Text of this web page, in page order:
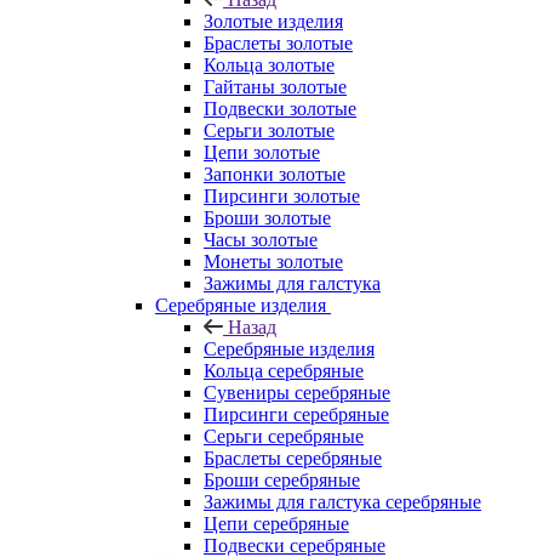
Золотые изделия
Браслеты золотые
Кольца золотые
Гайтаны золотые
Подвески золотые
Серьги золотые
Цепи золотые
Запонки золотые
Пирсинги золотые
Броши золотые
Часы золотые
Монеты золотые
Зажимы для галстука
Серебряные изделия
Назад
Серебряные изделия
Кольца серебряные
Сувениры серебряные
Пирсинги серебряные
Серьги серебряные
Браслеты серебряные
Броши серебряные
Зажимы для галстука серебряные
Цепи серебряные
Подвески серебряные